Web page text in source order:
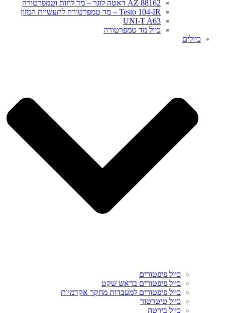
AZ 88162 דאטה לוגר – מד לחות וטמפרטורה
Testo 104-IR – מד טמפרטורה לתעשיית המזון
UNI-T A63
כיול מד טמפרטורה
כיולים
כיול פיפטורים
כיול פיפטורים בראש שקט
כיול פיפטורים למעבדות מחקר אקדמיות
כיול טיטרטור
כיול בירטה